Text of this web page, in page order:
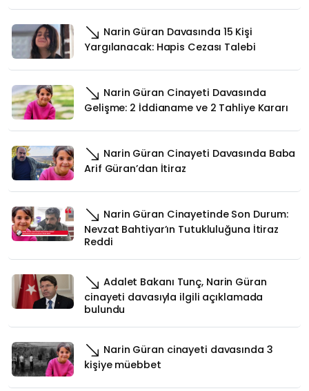
Narin Güran Davasında 15 Kişi
Yargılanacak: Hapis Cezası Talebi
Narin Güran Cinayeti Davasında
Gelişme: 2 İddianame ve 2 Tahliye Kararı
Narin Güran Cinayeti Davasında Baba
Arif Güran’dan İtiraz
Narin Güran Cinayetinde Son Durum:
Nevzat Bahtiyar’ın Tutukluluğuna İtiraz
Reddi
Adalet Bakanı Tunç, Narin Güran
cinayeti davasıyla ilgili açıklamada
bulundu
Narin Güran cinayeti davasında 3
kişiye müebbet